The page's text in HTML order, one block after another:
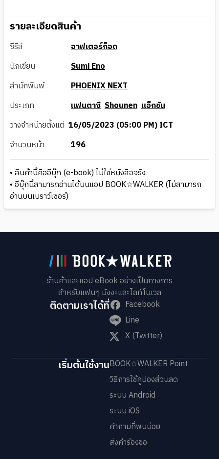
รายละเอียดสินค้า
ซีรีส์
อาฟเตอร์ก็อด
นักเขียน
Sumi Eno
สำนักพิมพ์
PHOENIX NEXT
ประเภท
แฟนตาซี Shounen แอ็กชัน
วางจำหน่ายตั้งแต่ 16/05/2023 (05:00 PM) ICT
จำนวนหน้า
196
• สินค้านี้คืออีบุ๊ก (e-book) ไม่ใช่หนังสือจริง
• อีบุ๊กนี้สามารถอ่านได้บนแอป BOOK☆WALKER (ไม่สามารถ
อ่านบนเบราว์เซอร์)
ร้านค้าและแอป eBook อย่างเป็นทางการ
สำหรับแฟนๆ มังงะและไลท์โนเวล
ติดตามเราได้ที่
Facebook
Line
X (Twitter)
เริ่มต้นใช้งานBOOK☆WALKER Point
วิธีการใช้คูปองส่วนลด
ระบบ Android
ระบบ iOS
คำถามที่พบบ่อย
ส่งคำร้องขอ